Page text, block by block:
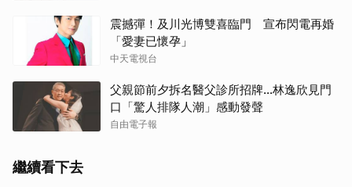
震撼彈！及川光博雙喜臨門 宣布閃電再婚
「愛妻已懷孕」
中天電視台
父親節前夕拆名醫父診所招牌...林逸欣見門
口「驚人排隊人潮」感動發聲
自由電子報
繼續看下去